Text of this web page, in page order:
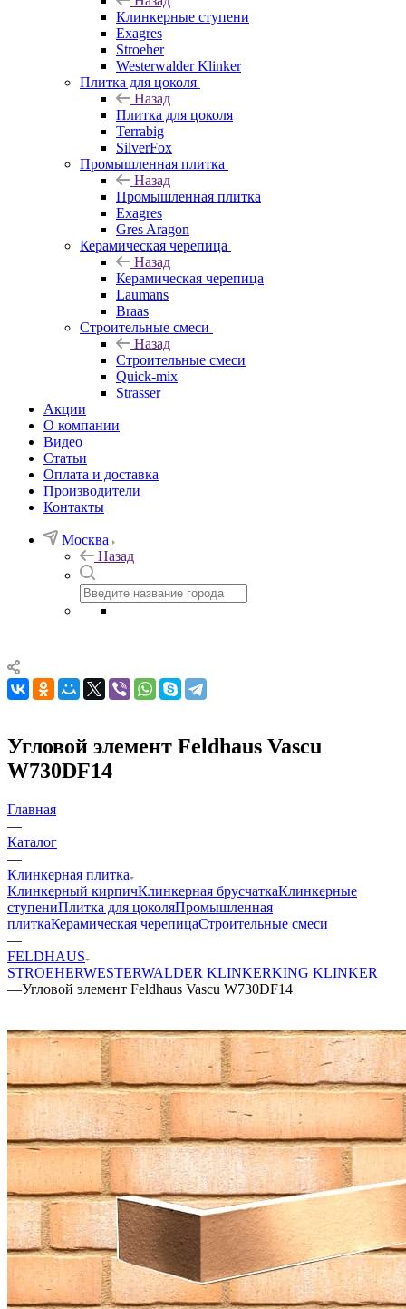
Клинкерные ступени
Exagres
Stroeher
Westerwalder Klinker
Плитка для цоколя
Назад
Плитка для цоколя
Terrabig
SilverFox
Промышленная плитка
Назад
Промышленная плитка
Exagres
Gres Aragon
Керамическая черепица
Назад
Керамическая черепица
Laumans
Braas
Строительные смеси
Назад
Строительные смеси
Quick-mix
Strasser
Акции
О компании
Видео
Статьи
Оплата и доставка
Производители
Контакты
Москва
Назад
Угловой элемент Feldhaus Vascu
W730DF14
Главная
—
Каталог
—
Клинкерная плитка
Клинкерный кирпичКлинкерная брусчаткаКлинкерные
ступениПлитка для цоколяПромышленная
плиткаКерамическая черепицаСтроительные смеси
—
FELDHAUS
STROEHERWESTERWALDER KLINKERKING KLINKER
—Угловой элемент Feldhaus Vascu W730DF14